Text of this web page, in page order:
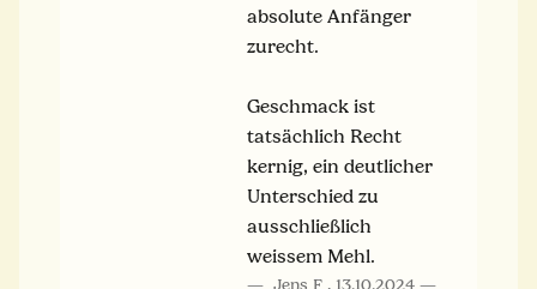
absolute Anfänger
zurecht.
Geschmack ist
tatsächlich Recht
kernig, ein deutlicher
Unterschied zu
ausschließlich
weissem Mehl.
Jens F , 13.10.2024